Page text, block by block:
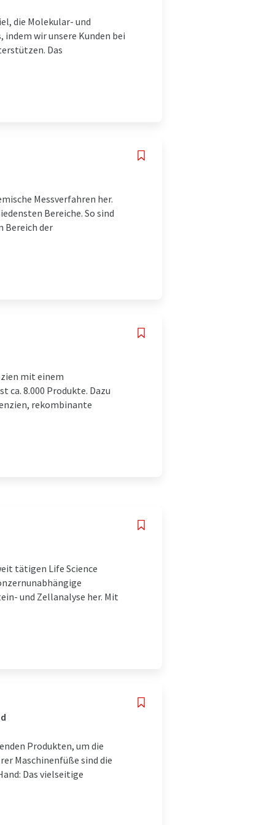
die Molekular- und
wir unsere Kunden bei
Das
Messverfahren her.
Bereiche. So sind
Bereich der
mit einem
8.000 Produkte. Dazu
rekombinante
tätigen Life Science
und Zellanalyse her. Mit
Produkten, um die
Maschinenfüße sind die
Das vielseitige